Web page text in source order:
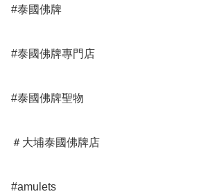
#泰國佛牌
#泰國佛牌專門店
#泰國佛牌聖物
＃大埔泰國佛牌店
#amulets